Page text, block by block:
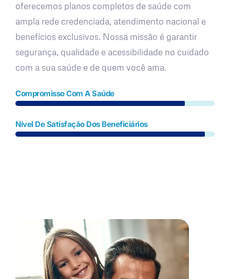
oferecemos planos completos de saúde com
ampla rede credenciada, atendimento nacional e
benefícios exclusivos. Nossa missão é garantir
segurança, qualidade e acessibilidade no cuidado
com a sua saúde e de quem você ama.
Compromisso Com A Saúde
Nível De Satisfação Dos Beneficiários